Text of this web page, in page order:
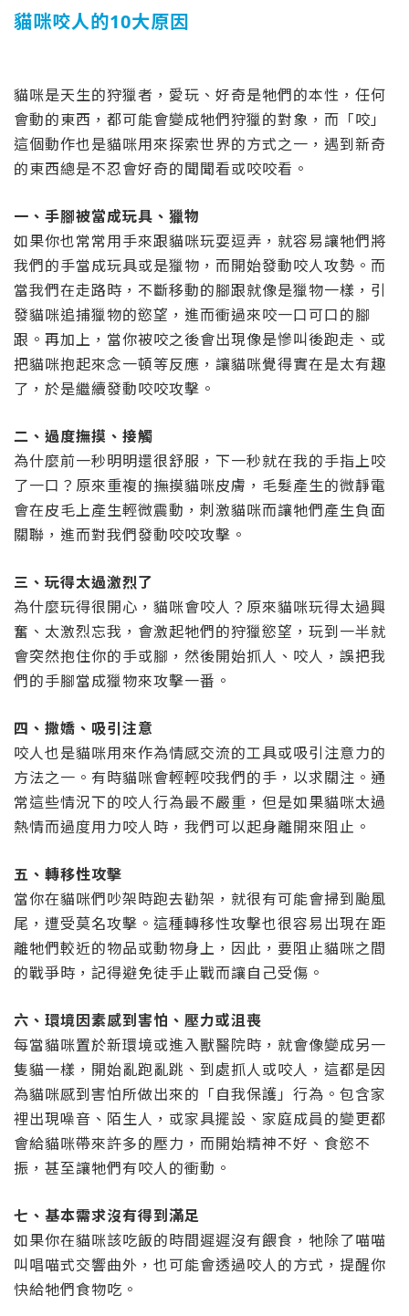
貓咪咬人的10大原因
貓咪是天生的狩獵者，愛玩、好奇是牠們的本性，任何
會動的東西，都可能會變成牠們狩獵的對象，而「咬」
這個動作也是貓咪用來探索世界的方式之一，遇到新奇
的東西總是不忍會好奇的聞聞看或咬咬看。
一、手腳被當成玩具、獵物
如果你也常常用手來跟貓咪玩耍逗弄，就容易讓牠們將
我們的手當成玩具或是獵物，而開始發動咬人攻勢。而
當我們在走路時，不斷移動的腳跟就像是獵物一樣，引
發貓咪追捕獵物的慾望，進而衝過來咬一口可口的腳
跟。再加上，當你被咬之後會出現像是慘叫後跑走、或
把貓咪抱起來念一頓等反應，讓貓咪覺得實在是太有趣
了，於是繼續發動咬咬攻擊。
二、過度撫摸、接觸
為什麼前一秒明明還很舒服，下一秒就在我的手指上咬
了一口？原來重複的撫摸貓咪皮膚，毛髮產生的微靜電
會在皮毛上產生輕微震動，刺激貓咪而讓牠們產生負面
關聯，進而對我們發動咬咬攻擊。
三、玩得太過激烈了
為什麼玩得很開心，貓咪會咬人？原來貓咪玩得太過興
奮、太激烈忘我，會激起牠們的狩獵慾望，玩到一半就
會突然抱住你的手或腳，然後開始抓人、咬人，誤把我
們的手腳當成獵物來攻擊一番。
四、撒嬌、吸引注意
咬人也是貓咪用來作為情感交流的工具或吸引注意力的
方法之一。有時貓咪會輕輕咬我們的手，以求關注。通
常這些情況下的咬人行為最不嚴重，但是如果貓咪太過
熱情而過度用力咬人時，我們可以起身離開來阻止。
五、轉移性攻擊
當你在貓咪們吵架時跑去勸架，就很有可能會掃到颱風
尾，遭受莫名攻擊。這種轉移性攻擊也很容易出現在距
離牠們較近的物品或動物身上，因此，要阻止貓咪之間
的戰爭時，記得避免徒手止戰而讓自己受傷。
六、環境因素感到害怕、壓力或沮喪
每當貓咪置於新環境或進入獸醫院時，就會像變成另一
隻貓一樣，開始亂跑亂跳、到處抓人或咬人，這都是因
為貓咪感到害怕所做出來的「自我保護」行為。包含家
裡出現噪音、陌生人，或家具擺設、家庭成員的變更都
會給貓咪帶來許多的壓力，而開始精神不好、食慾不
振，甚至讓牠們有咬人的衝動。
七、基本需求沒有得到滿足
如果你在貓咪該吃飯的時間遲遲沒有餵食，牠除了喵喵
叫唱喵式交響曲外，也可能會透過咬人的方式，提醒你
快給牠們食物吃。